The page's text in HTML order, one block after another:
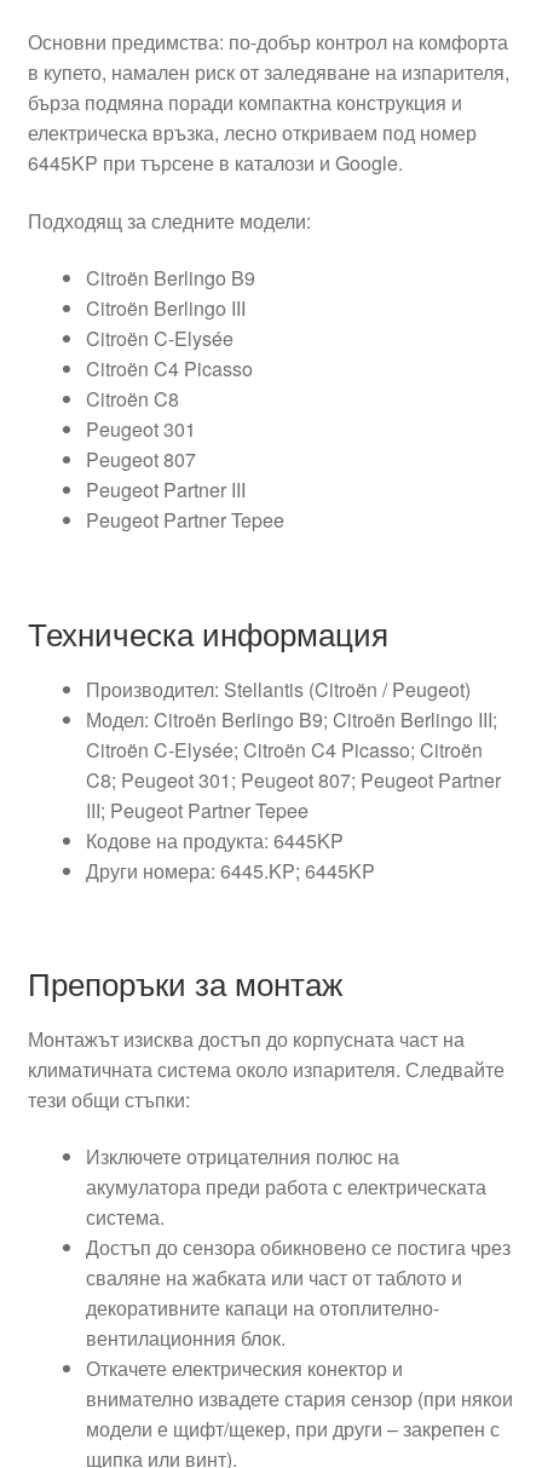
Основни предимства: по-добър контрол на комфорта
в купето, намален риск от заледяване на изпарителя,
бърза подмяна поради компактна конструкция и
електрическа връзка, лесно откриваем под номер
6445KP при търсене в каталози и Google.
Подходящ за следните модели:
Citroën Berlingo B9
Citroën Berlingo III
Citroën C-Elysée
Citroën C4 Picasso
Citroën C8
Peugeot 301
Peugeot 807
Peugeot Partner III
Peugeot Partner Tepee
Техническа информация
Производител: Stellantis (Citroën / Peugeot)
Модел: Citroën Berlingo B9; Citroën Berlingo III;
Citroën C-Elysée; Citroën C4 Picasso; Citroën
C8; Peugeot 301; Peugeot 807; Peugeot Partner
III; Peugeot Partner Tepee
Кодове на продукта: 6445KP
Други номера: 6445.KP; 6445KP
Препоръки за монтаж
Монтажът изисква достъп до корпусната част на
климатичната система около изпарителя. Следвайте
тези общи стъпки:
Изключете отрицателния полюс на
акумулатора преди работа с електрическата
система.
Достъп до сензора обикновено се постига чрез
сваляне на жабката или част от таблото и
декоративните капаци на отоплително-
вентилационния блок.
Откачете електрическия конектор и
внимателно извадете стария сензор (при някои
модели е щифт/щекер, при други – закрепен с
щипка или винт).